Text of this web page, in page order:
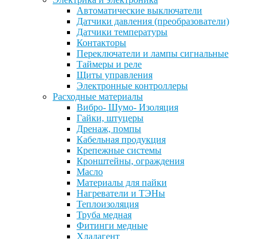
Автоматические выключатели
Датчики давления (преобразователи)
Датчики температуры
Контакторы
Переключатели и лампы сигнальные
Таймеры и реле
Щиты управления
Электронные контроллеры
Расходные материалы
Вибро- Шумо- Изоляция
Гайки, штуцеры
Дренаж, помпы
Кабельная продукция
Крепежные системы
Кронштейны, ограждения
Масло
Материалы для пайки
Нагреватели и ТЭНы
Теплоизоляция
Труба медная
Фитинги медные
Хладагент